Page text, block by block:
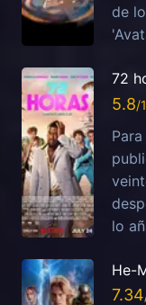
de
72
5.8
lo
He-
7.34